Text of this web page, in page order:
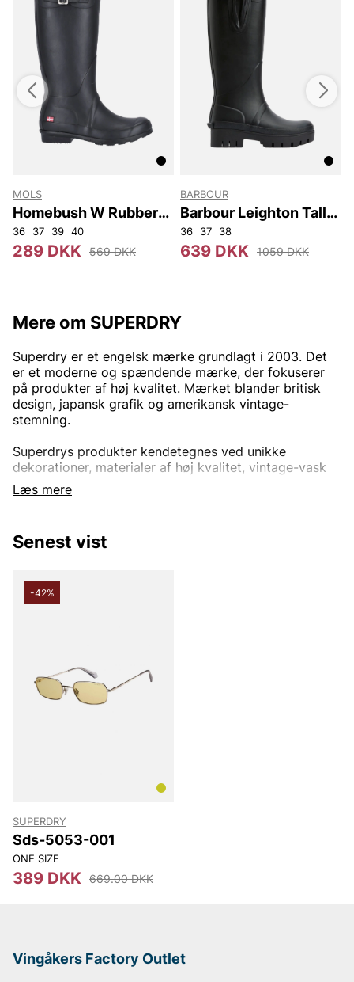
MOLS
Homebush W Rubber
Boot
36 37 39 40
289 DKK 569 DKK
BARBOUR
Barbour Leighton Tall
Welly
36 37 38
639 DKK 1059 DKK
Mere om SUPERDRY
Læs mere
Superdry er et engelsk mærke grundlagt i 2003. Det
er et moderne og spændende mærke, der fokuserer
på produkter af høj kvalitet. Mærket blander britisk
design, japansk grafik og amerikansk vintage-
stemning.
Superdrys produkter kendetegnes ved unikke
dekorationer, materialer af høj kvalitet, vintage-vask
og figursyet pasform. Det er dette, der gør mærket så
unikt og elsket af mange.
Senest vist
-42%
SUPERDRY
Sds-5053-001
ONE SIZE
389 DKK 669.00 DKK
Vingåkers Factory Outlet